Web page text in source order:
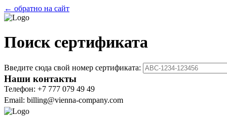
← обратно на сайт
Поиск сертификата
Введите сюда свой номер сертификата:
Наши контакты
Телефон: +7 777 079 49 49
Email: billing@vienna-company.com